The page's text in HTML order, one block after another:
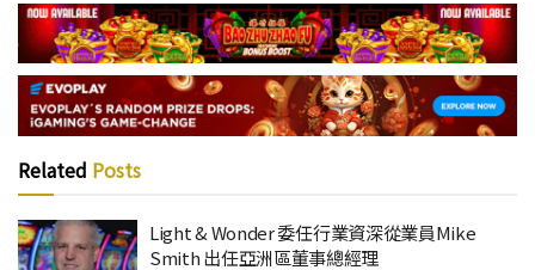
Related Posts
Light & Wonder 委任行業資深從業員Mike
Smith 出任亞洲區董事總經理